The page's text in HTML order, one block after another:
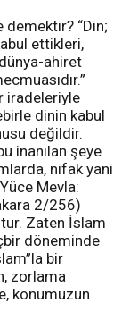
demektir? “Din;
ettikleri,
ahiret
iradeleriyle
dinin kabul
değildir.
inanılan şeye
nifak yani
Mevla:
2/256)
Zaten İslam
döneminde
bir
zorlama
konumuzun